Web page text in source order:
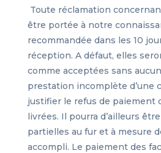
Toute réclamation
être portée à notre
recommandée dans les 10
réception. A défaut, elles
comme acceptées sans
prestation incomplète d’une
justifier le refus de paiement
livrées. Il pourra d’ailleurs
partielles au fur et à mesure
accompli. Le paiement des